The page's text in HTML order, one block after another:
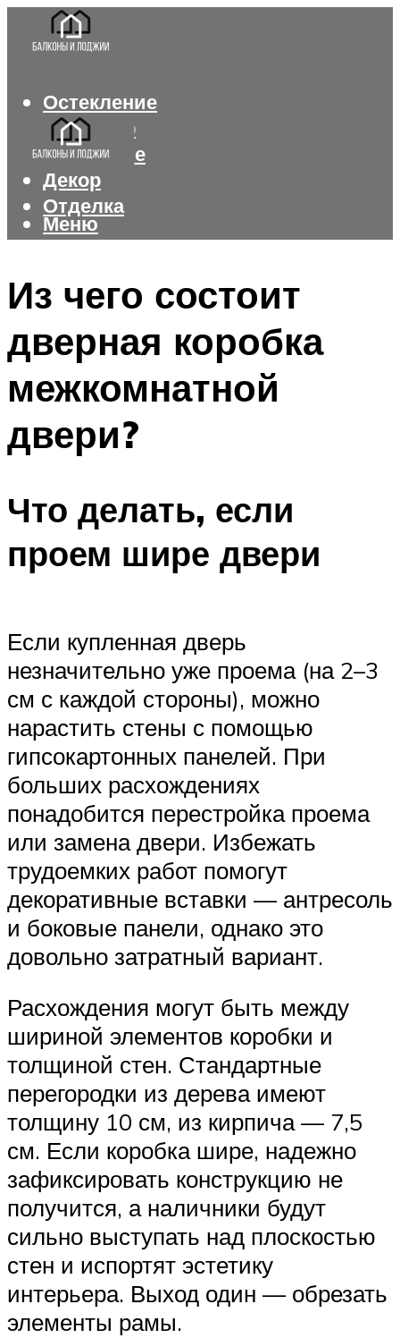
Остекление
Интерьер
Утепление
Декор
Отделка
Меню
Из чего состоит
дверная коробка
межкомнатной
двери?
Что делать, если
проем шире двери
Если купленная дверь
незначительно уже проема (на 2–3
см с каждой стороны), можно
нарастить стены с помощью
гипсокартонных панелей. При
больших расхождениях
понадобится перестройка проема
или замена двери. Избежать
трудоемких работ помогут
декоративные вставки — антресоль
и боковые панели, однако это
довольно затратный вариант.
Расхождения могут быть между
шириной элементов коробки и
толщиной стен. Стандартные
перегородки из дерева имеют
толщину 10 см, из кирпича — 7,5
см. Если коробка шире, надежно
зафиксировать конструкцию не
получится, а наличники будут
сильно выступать над плоскостью
стен и испортят эстетику
интерьера. Выход один — обрезать
элементы рамы.